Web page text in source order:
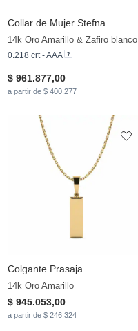
Collar de Mujer Stefna
14k Oro Amarillo & Zafiro blanco
0.218 crt - AAA
$ 961.877,00
a partir de $ 400.277
Colgante Prasaja
14k Oro Amarillo
$ 945.053,00
a partir de $ 246.324